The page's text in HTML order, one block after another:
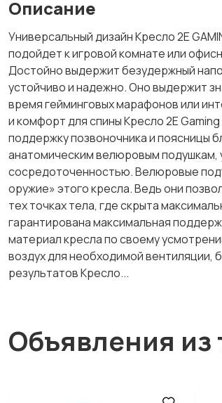
Описание
Универсальный дизайн Кресло 2E
подойдет к игровой комнате или
Достойно выдержит безудержный
устойчиво и надежно. Оно выдержит
время гейминговых марафонов или
и комфорт для спины Кресло 2E
поддержку позвоночника и поясницы
анатомическим велюровым подушкам,
сосредоточенностью. Велюровые
оружие» этого кресла. Ведь они
тех точках тела, где скрыта
гарантирована максимальная
материал кресла по своему
воздух для необходимой вентиляции,
результатов Кресло...
Объявления из